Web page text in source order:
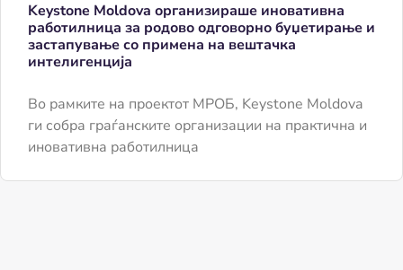
Keystone Moldova организираше иновативна
работилница за родово одговорно буџетирање и
застапување со примена на вештачка
интелигенција
Во рамките на проектот МРОБ, Keystone Moldova
ги собра граѓанските организации на практична и
иновативна работилница